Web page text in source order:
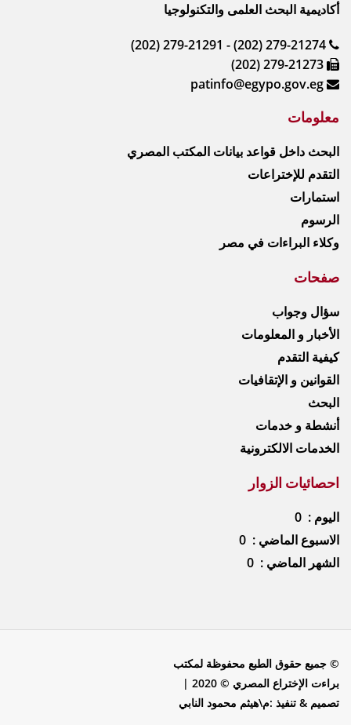
أكاديمية البحث العلمى والتكنولوجيا
(202) 279-21291 - (202) 279-21274
(202) 279-21273
patinfo@egypo.gov.eg
معلومات
البحث داخل قواعد بيانات المكتب المصري
التقدم للإختراعات
استمارات
الرسوم
وكلاء البراءات في مصر
صفحات
سؤال وجواب
الأخبار و المعلومات
كيفية التقدم
القوانين و الإتقافيات
البحث
أنشطة و خدمات
الخدمات الالكترونية
احصائيات الزوار
اليوم : 0
الاسبوع الماضي : 0
الشهر الماضي : 0
© جميع حقوق الطبع محفوظة لمكتب
براءت الإختراع المصري © 2020 |
تصميم & تنفيذ :م\هيثم محمود النابي